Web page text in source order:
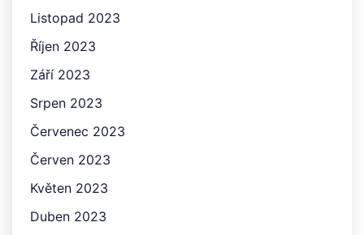
Listopad 2023
Říjen 2023
Září 2023
Srpen 2023
Červenec 2023
Červen 2023
Květen 2023
Duben 2023